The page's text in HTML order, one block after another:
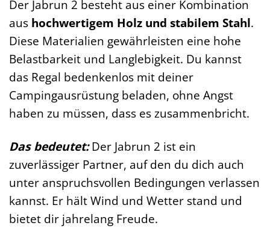
Der Jabrun 2 besteht aus einer Kombination
aus hochwertigem Holz und stabilem Stahl.
Diese Materialien gewährleisten eine hohe
Belastbarkeit und Langlebigkeit. Du kannst
das Regal bedenkenlos mit deiner
Campingausrüstung beladen, ohne Angst
haben zu müssen, dass es zusammenbricht.
Das bedeutet:Der Jabrun 2 ist ein
zuverlässiger Partner, auf den du dich auch
unter anspruchsvollen Bedingungen verlassen
kannst. Er hält Wind und Wetter stand und
bietet dir jahrelang Freude.